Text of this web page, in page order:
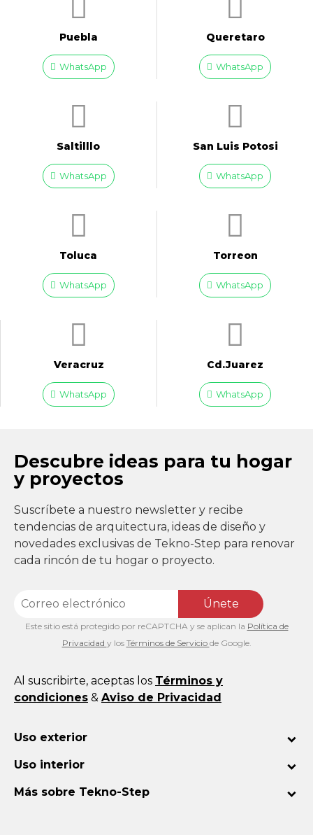
Puebla
WhatsApp
Queretaro
WhatsApp
Saltilllo
WhatsApp
San Luis Potosi
WhatsApp
Toluca
WhatsApp
Torreon
WhatsApp
Veracruz
WhatsApp
Cd.Juarez
WhatsApp
Descubre ideas para tu hogar
y proyectos
Suscríbete a nuestro newsletter y recibe
tendencias de arquitectura, ideas de diseño y
novedades exclusivas de Tekno-Step para renovar
cada rincón de tu hogar o proyecto.
Únete
Este sitio está protegido por reCAPTCHA y se aplican la Política de
Privacidad y los Términos de Servicio de Google.
Al suscribirte, aceptas los Términos y
condiciones & Aviso de Privacidad
Uso exterior
Uso interior
Más sobre Tekno-Step